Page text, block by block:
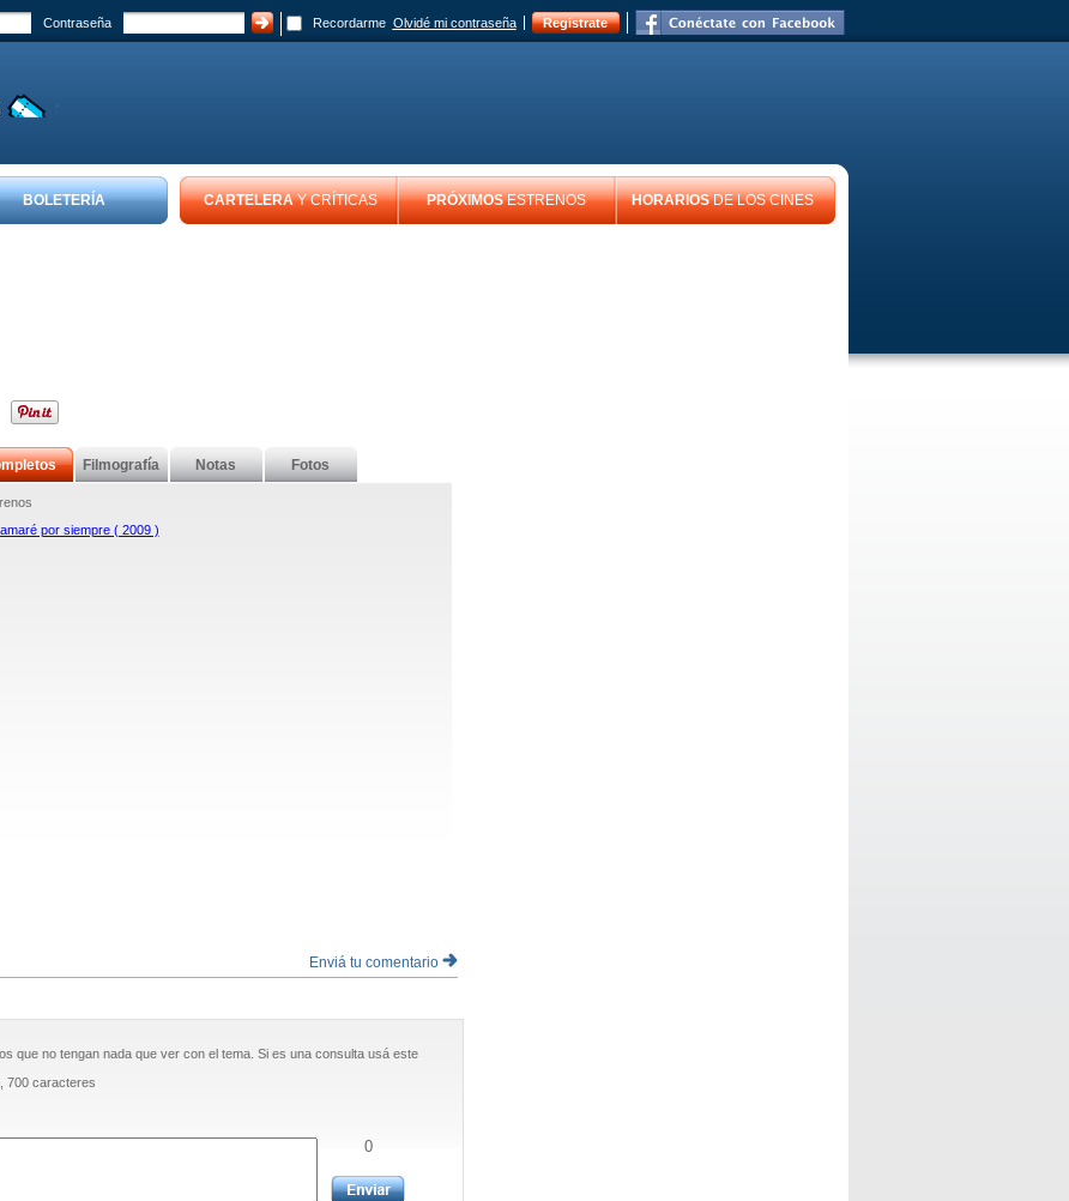
Contraseña Recordarme Olvidé mi contraseña Registrate
BOLETERÍA CARTELERAY CRÍTICAS PRÓXIMOSESTRENOS HORARIOSDE LOS CINES
Filmografía Notas Fotos
por siempre ( 2009 )
Enviá tu comentario
que no tengan nada que ver con el tema. Si es una consulta usá este
700 caracteres
0